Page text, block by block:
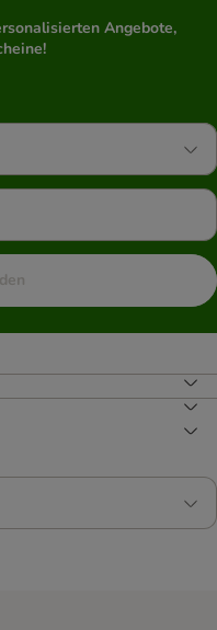
Angebote,